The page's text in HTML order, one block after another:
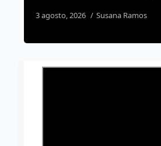
4 agosto, 2026